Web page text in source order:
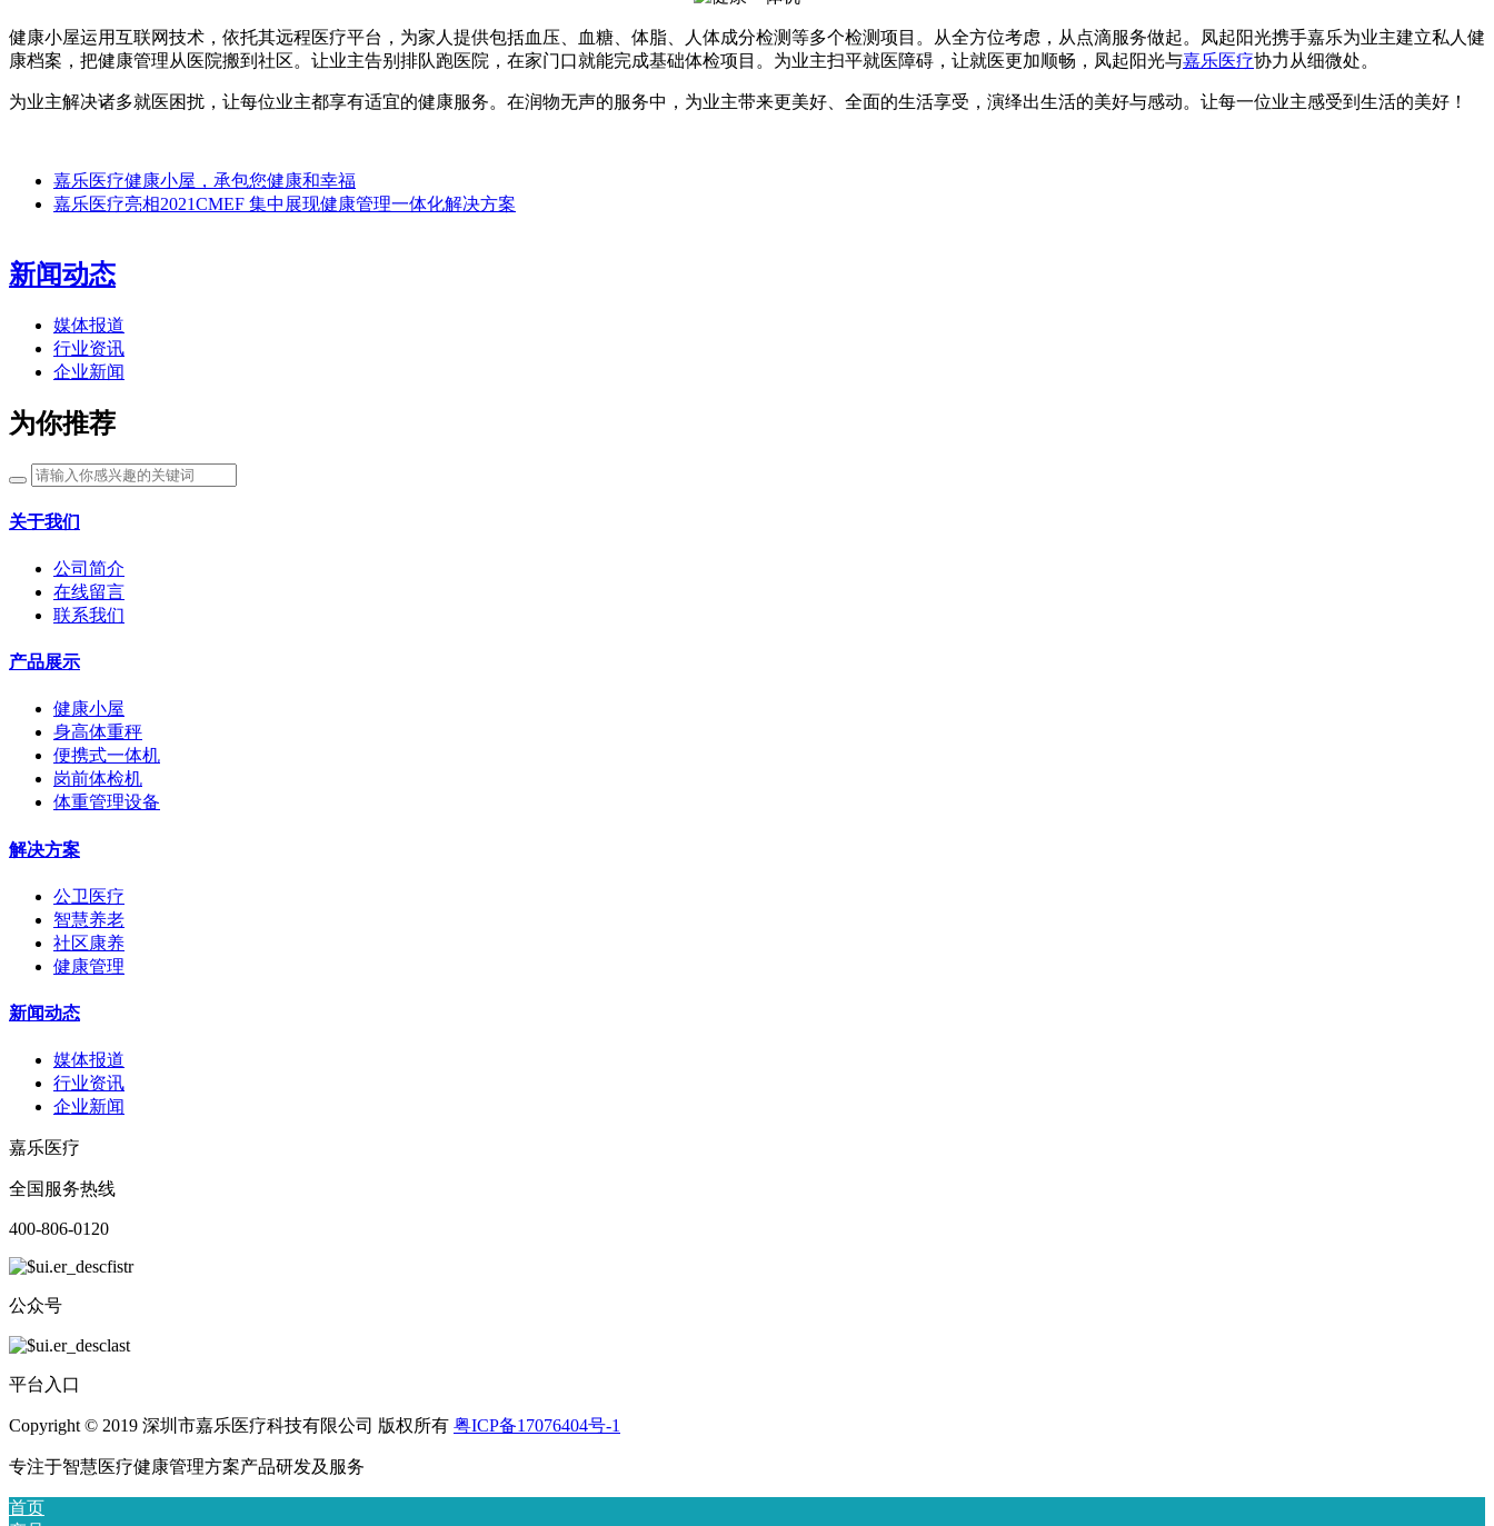
健康小屋运用互联网技术，依托其远程医疗平台，为家人提供包括血压、血糖、体脂、人体成分检测等多个检测项目。从全方位考虑，从点滴服务做起。凤起阳光携手嘉乐为业主建立私人健
康档案，把健康管理从医院搬到社区。让业主告别排队跑医院，在家门口就能完成基础体检项目。为业主扫平就医障碍，让就医更加顺畅，凤起阳光与嘉乐医疗协力从细微处。
为业主解决诸多就医困扰，让每位业主都享有适宜的健康服务。在润物无声的服务中，为业主带来更美好、全面的生活享受，演绎出生活的美好与感动。让每一位业主感受到生活的美好！
嘉乐医疗健康小屋，承包您健康和幸福
嘉乐医疗亮相2021CMEF 集中展现健康管理一体化解决方案
新闻动态
媒体报道
行业资讯
企业新闻
为你推荐
关于我们
公司简介
在线留言
联系我们
产品展示
健康小屋
身高体重秤
便携式一体机
岗前体检机
体重管理设备
解决方案
公卫医疗
智慧养老
社区康养
健康管理
新闻动态
媒体报道
行业资讯
企业新闻
嘉乐医疗
全国服务热线
400-806-0120
公众号
平台入口
Copyright © 2019 深圳市嘉乐医疗科技有限公司 版权所有 粤ICP备17076404号-1
专注于智慧医疗健康管理方案产品研发及服务
首页